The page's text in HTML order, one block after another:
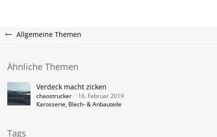
Allgemeine Themen
Ähnliche Themen
Verdeck macht zicken
chaostrucker
16. Februar 2019
Karosserie, Blech- & Anbauteile
Tags